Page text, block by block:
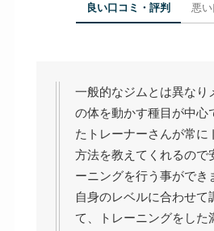
良い口コミ・評判 悪
一般的なジムとは異なり
の体を動かす種目が中心
たトレーナーさんが常に
方法を教えてくれるので
ーニングを行う事ができ
自身のレベルに合わせて
て、トレーニングをした